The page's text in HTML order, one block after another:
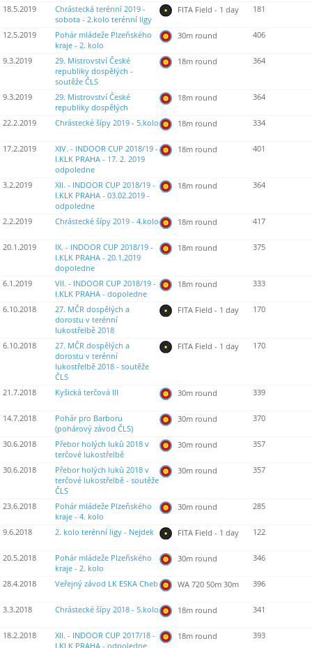
18.5.2019
Chrástecká terénní 2019 -
sobota - 2.kolo terénní ligy
FITA Field - 1 day 181
12.5.2019
Pohár mládeže Plzeňského
kraje - 2. kolo
30m round 406
9.3.2019
29. Mistrovství České
republiky dospělých -
soutěže ČLS
18m round 364
9.3.2019
29. Mistrovství České
republiky dospělých
18m round 364
22.2.2019 Chrástecké šípy 2019 - 5.kolo 18m round 334
17.2.2019
XIV. - INDOOR CUP 2018/19 -
I.KLK PRAHA - 17. 2. 2019
odpoledne
18m round 401
3.2.2019
XII. - INDOOR CUP 2018/19 -
I.KLK PRAHA - 03.02.2019 -
odpoledne
18m round 364
2.2.2019 Chrástecké šípy 2019 - 4.kolo 18m round 417
20.1.2019
IX. - INDOOR CUP 2018/19 -
I.KLK PRAHA - 20.1.2019
dopoledne
18m round 375
6.1.2019
VII. - INDOOR CUP 2018/19 -
I.KLK PRAHA - dopoledne
18m round 333
6.10.2018
27. MČR dospělých a
dorostu v terénní
lukostřelbě 2018
FITA Field - 1 day 170
6.10.2018
27. MČR dospělých a
dorostu v terénní
lukostřelbě 2018 - soutěže
ČLS
FITA Field - 1 day 170
21.7.2018 Kyšická terčová III 30m round 339
14.7.2018
Pohár pro Barboru
(pohárový závod ČLS)
30m round 370
30.6.2018
Přebor holých luků 2018 v
terčové lukostřelbě
30m round 357
30.6.2018
Přebor holých luků 2018 v
terčové lukostřelbě - soutěže
ČLS
30m round 357
23.6.2018
Pohár mládeže Plzeňského
kraje - 4. kolo
30m round 285
9.6.2018 2. kolo terénní ligy - Nejdek FITA Field - 1 day 122
20.5.2018
Pohár mládeže Plzeňského
kraje - 2. kolo
30m round 346
28.4.2018 Veřejný závod LK ESKA Cheb WA 720 50m 30m 396
3.3.2018 Chrástecké šípy 2018 - 5.kolo 18m round 341
18.2.2018
XII. - INDOOR CUP 2017/18 -
I.KLK PRAHA - odpoledne
18m round 393